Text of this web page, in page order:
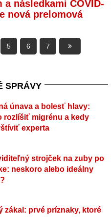
a následkami COVID-
nová prelomová
5 6 7
SPRÁVY
únava a bolesť hlavy:
rozlíšiť migrénu a kedy
experta
strojček na zuby po
neskoro alebo ideálny
zákal: prvé príznaky, ktoré